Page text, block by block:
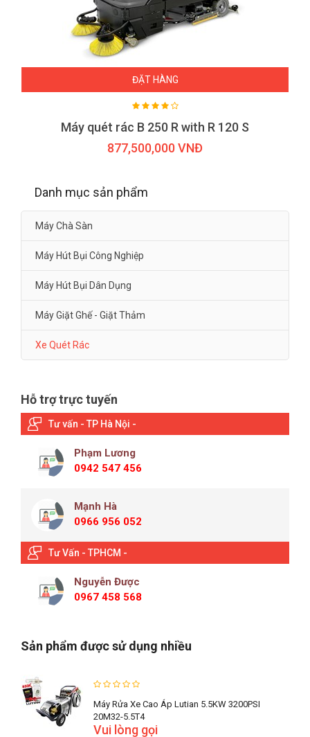
ĐẶT HÀNG
Máy quét rác B 250 R with R 120 S
877,500,000 VNĐ
Danh mục sản phẩm
Máy Chà Sàn
Máy Hút Bụi Công Nghiệp
Máy Hút Bụi Dân Dụng
Máy Giặt Ghế - Giặt Thảm
Xe Quét Rác
Hỗ trợ trực tuyến
Tư vấn - TP Hà Nội -
Phạm Lương
0942 547 456
Mạnh Hà
0966 956 052
Tư Vấn - TPHCM -
Nguyễn Được
0967 458 568
Sản phẩm được sử dụng nhiều
Máy Rửa Xe Cao Áp Lutian 5.5KW 3200PSI
20M32-5.5T4
Vui lòng gọi